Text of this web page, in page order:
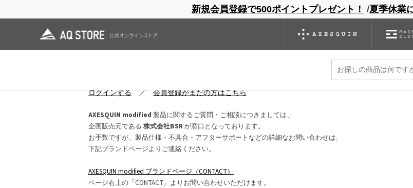
新規会員登録で500ポイントプレゼント！ /夏季休業
ブランドサイト 商品一覧 ブランドサイト
スリーピングマット バックパック グローブ シノギング アウト
お問い合わせ
ログインする／会員登録がまだの方はこちら
AXESQUIN modified 製品に関するご質問・ご相談につきましては、
企画販売元である 株式会社BSRが窓口となっております。
お手数ですが、製品仕様・不具合・アフターサポートなどの詳細なお問い合わせは、
下記ブランドページよりご連絡ください。
AXESQUIN modified ブランドページ（CONTACT）
ページ右上の「CONTACT」よりお問い合わせいただけます。